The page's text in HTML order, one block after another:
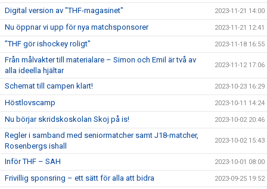
Digital version av "THF-magasinet" 2023-11-21 14:00
Nu öppnar vi upp för nya matchsponsorer 2023-11-21 12:41
”THF gör ishockey roligt" 2023-11-18 16:55
Från målvakter till materialare – Simon och Emil är två av
alla ideella hjältar
2023-11-12 17:06
Schemat till campen klart! 2023-10-23 16:29
Höstlovscamp 2023-10-11 14:24
Nu börjar skridskoskolan Skoj på is! 2023-10-02 20:46
Regler i samband med seniormatcher samt J18-matcher,
Rosenbergs ishall
2023-10-02 15:43
Inför THF – SAH 2023-10-01 08:00
Frivillig sponsring – ett sätt för alla att bidra 2023-09-25 19:52